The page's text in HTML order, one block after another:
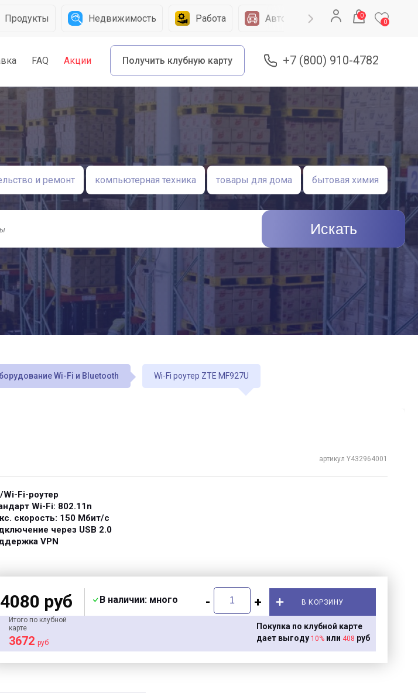
Продукты Недвижимость Работа Автомобили Запчасти
0
0
FAQ Акции Получить клубную карту +7 (800) 910-4782
и ремонт компьютерная техника товары для дома бытовая химия
Искать
Wi-Fi и Bluetooth Wi-Fi роутер ZTE MF927U
артикул Y432964001
Wi-Fi-роутер
Wi-Fi: 802.11n
скорость: 150 Мбит/с
через USB 2.0
VPN
4080 руб В наличии: много - + В КОРЗИНУ
Итого по клубной
карте
3672 руб
Покупка по клубной карте
дает выгоду 10% или 408 руб